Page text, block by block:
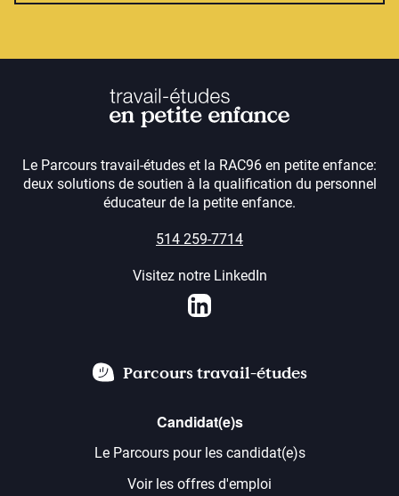
Le Parcours travail-études et la RAC96 en petite enfance:
deux solutions de soutien à la qualification du personnel
éducateur de la petite enfance.
514 259-7714
Visitez notre LinkedIn
LinkedIn
Parcours travail-études
Candidat(e)s
Le Parcours pour les candidat(e)s
Voir les offres d'emploi